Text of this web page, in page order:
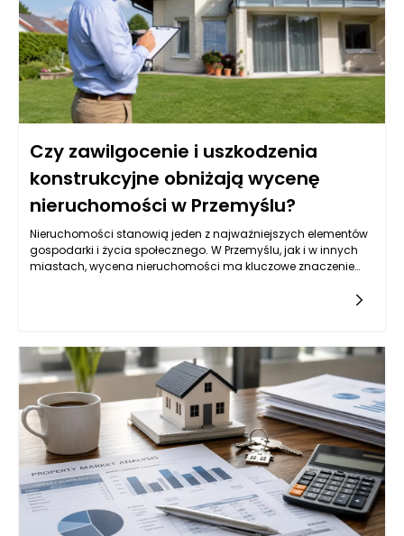
Czy zawilgocenie i uszkodzenia
konstrukcyjne obniżają wycenę
nieruchomości w Przemyślu?
Nieruchomości stanowią jeden z najważniejszych elementów
gospodarki i życia społecznego. W Przemyślu, jak i w innych
miastach, wycena nieruchomości ma kluczowe znaczenie
nieruchomości, takie jak zawilgocenie czy uszkodzenia
konstrukcyjne. Miasto Przemyśl, z jego unikatowymi walorami
architektonicznymi oraz lokalizacyjnymi, stawia przed
inwestorami i właścicielami nieruchomości konkretne
wyzwania. W artykule omówione zostaną aspekty wpływające
na wycenę mieszkań, domów, działek, a także znaczenie
profesjonalnej analizy w tym kontekście.